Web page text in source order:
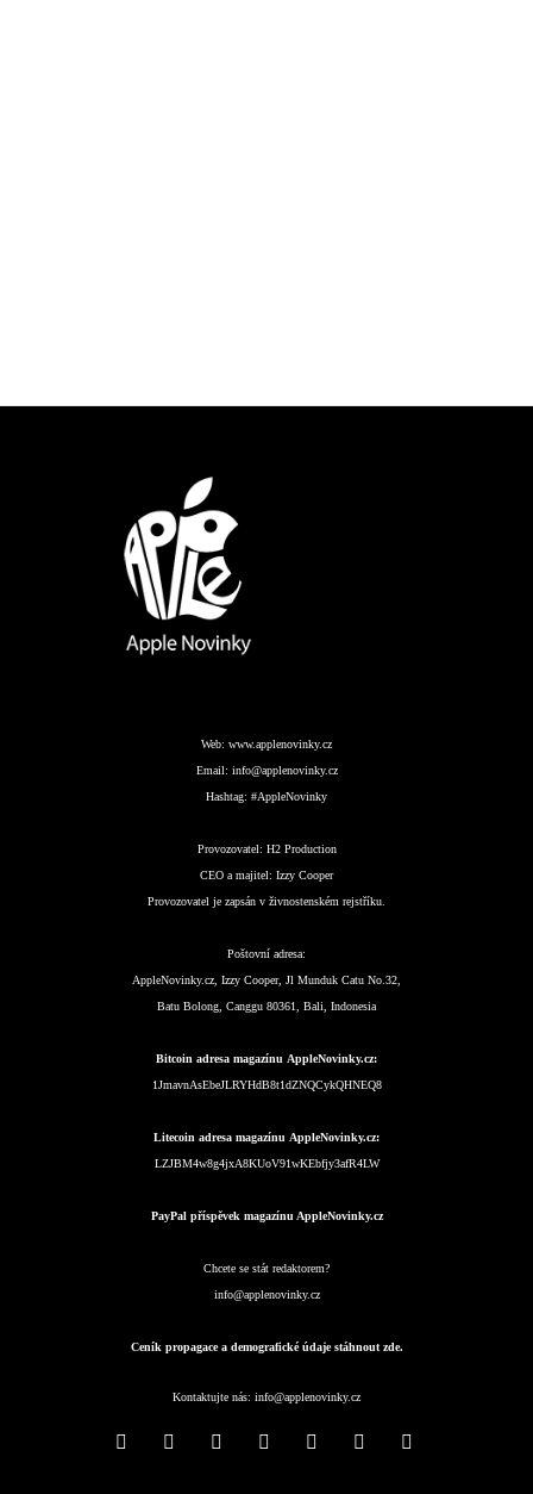
Web: www.applenovinky.cz
Email: info@applenovinky.cz
Hashtag: #AppleNovinky
Provozovatel: H2 Production
CEO a majitel: Izzy Cooper
Provozovatel je zapsán v živnostenském rejstříku.
Poštovní adresa:
AppleNovinky.cz, Izzy Cooper, Jl Munduk Catu No.32,
Batu Bolong, Canggu 80361, Bali, Indonesia
Bitcoin adresa magazínu AppleNovinky.cz:
1JmavnAsEbeJLRYHdB8t1dZNQCykQHNEQ8
Litecoin adresa magazínu AppleNovinky.cz:
LZJBM4w8g4jxA8KUoV91wKEbfjy3afR4LW
PayPal příspěvek magazínu AppleNovinky.cz
Chcete se stát redaktorem?
info@applenovinky.cz
Ceník propagace a demografické údaje stáhnout zde.
Kontaktujte nás: info@applenovinky.cz